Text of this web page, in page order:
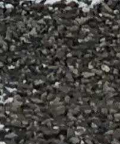
Qué ver
Preguntas frecuentes
Legal
Aviso legal
Sobre nosotros
Política de
Política de cookies
Mapa del sitio
Hecho con ❤️ para viajeros y